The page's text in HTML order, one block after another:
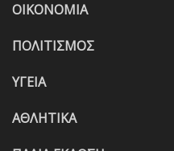
ΟΙΚΟΝΟΜΙΑ
ΠΟΛΙΤΙΣΜΟΣ
ΥΓΕΙΑ
ΑΘΛΗΤΙΚΑ